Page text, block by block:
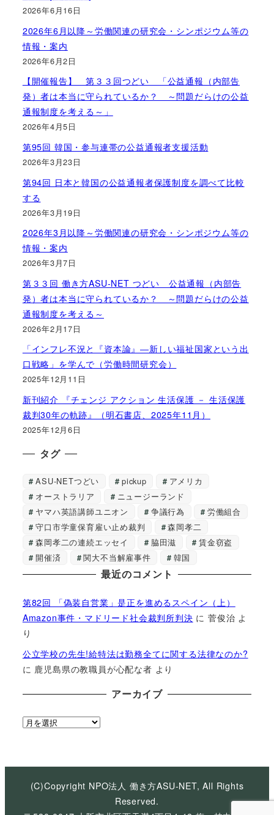
2026年6月16日
2026年6月以降～労働関連の研究会・シンポジウム等の
情報・案内
2026年6月2日
【開催報告】 第３３回つどい 「公益通報（内部告
発）者は本当に守られているか？ ～問題だらけの公益
通報制度を考える～」
2026年4月5日
第95回 韓国・参与連帯の公益通報者支援活動
2026年3月23日
第94回 日本と韓国の公益通報者保護制度を調べて比較
する
2026年3月19日
2026年3月以降～労働関連の研究会・シンポジウム等の
情報・案内
2026年3月7日
第３３回 働き方ASU-NET つどい 公益通報（内部告
発）者は本当に守られているか？ ～問題だらけの公益
通報制度を考える～
2026年2月17日
「インフレ不況と『資本論』―新しい福祉国家という出
口戦略」を学んで（労働時間研究会）
2025年12月11日
新刊紹介 『チェンジ アクション 生活保護 － 生活保護
裁判30年の軌跡』（明石書店、2025年11月）
2025年12月6日
タグ
ASU-NETつどい pickup
アメリカ
オーストラリア
ニュージーランド
ヤマハ英語講師ユニオン
争議行為
労働組合
守口市学童保育雇い止め裁判
森岡孝二
森岡孝二の連続エッセイ
脇田滋
賃金窃盗
開催済
関大不当解雇事件 韓国
最近のコメント
第82回 「偽装自営業」是正を進めるスペイン（上）
Amazon事件・マドリード社会裁判所判決 に菅俊治 よ
り
公立学校の先生!給特法は勤務全てに関する法律なのか?
に 鹿児島県の教職員が心配な者 より
アーカイブ
ア
イ
(C)Copyright NPO法人 働き方ASU-NET, All Rights
Reserved.